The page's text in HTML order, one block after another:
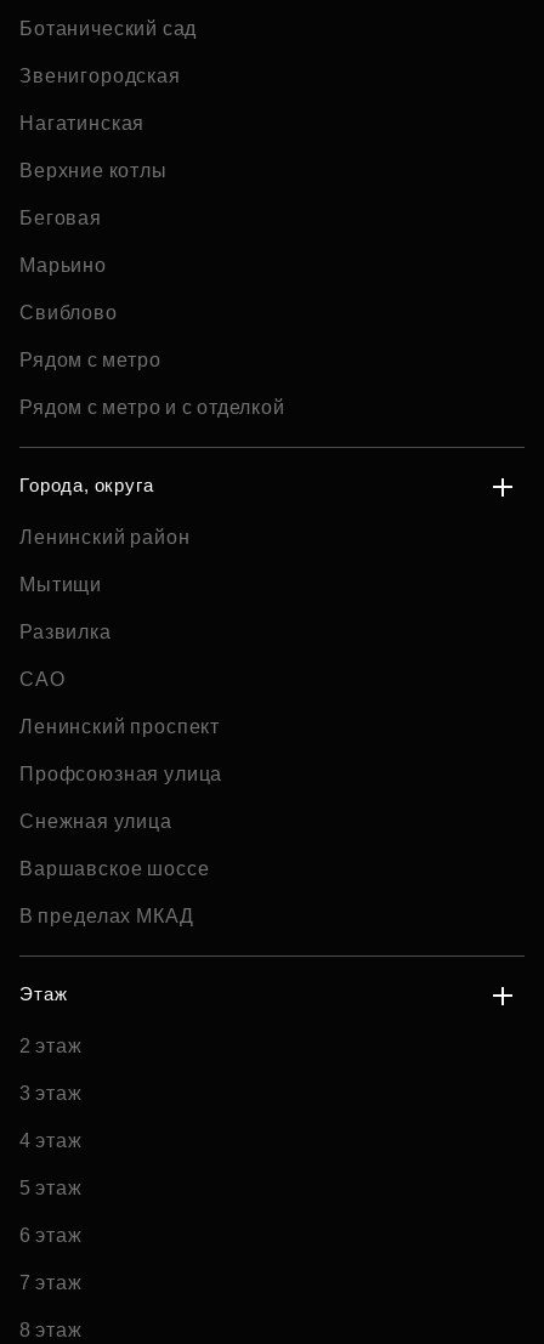
Ботанический сад
Звенигородская
Нагатинская
Верхние котлы
Беговая
Марьино
Свиблово
Рядом с метро
Рядом с метро и с отделкой
Города, округа
Ленинский район
Мытищи
Развилка
САО
Ленинский проспект
Профсоюзная улица
Снежная улица
Варшавское шоссе
В пределах МКАД
Этаж
2 этаж
3 этаж
4 этаж
5 этаж
6 этаж
7 этаж
8 этаж